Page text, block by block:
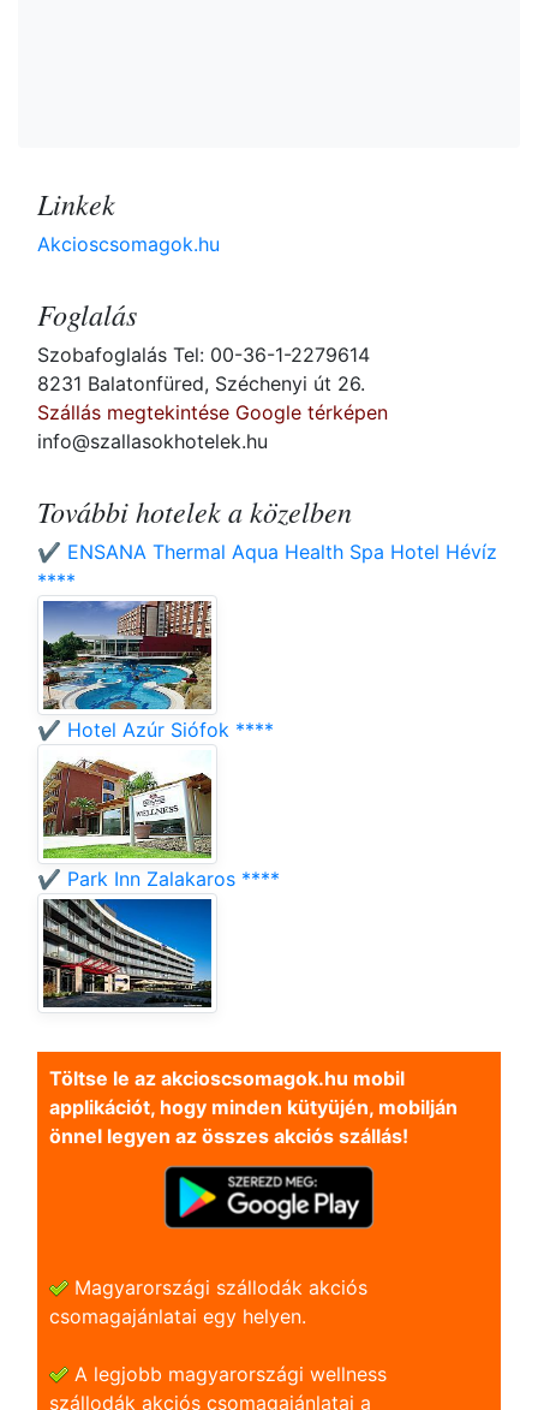
Linkek
Akcioscsomagok.hu
Foglalás
Szobafoglalás Tel: 00-36-1-2279614
8231 Balatonfüred, Széchenyi út 26.
Szállás megtekintése Google térképen
info@szallasokhotelek.hu
További hotelek a közelben
✔️ ENSANA Thermal Aqua Health Spa Hotel Hévíz
****
✔️ Hotel Azúr Siófok ****
✔️ Park Inn Zalakaros ****
Töltse le az akcioscsomagok.hu mobil
applikációt, hogy minden kütyüjén, mobilján
önnel legyen az összes akciós szállás!
Magyarországi szállodák akciós
csomagajánlatai egy helyen.
A legjobb magyarországi wellness
szállodák akciós csomagajánlatai a